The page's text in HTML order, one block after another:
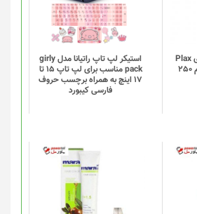
دهان شویه کلگیت سری Plax
مدل Fresh Mint حجم 250
استیکر لپ تاپ راتیانا مدل girly
pack مناسب برای لپ تاپ 15 تا
17 اینچ به همراه برچسب حروف
فارسی کیبورد